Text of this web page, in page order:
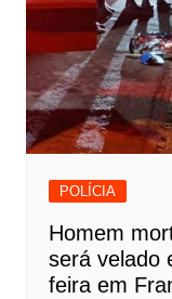
POLÍCIA
Homem
será velado
feira em